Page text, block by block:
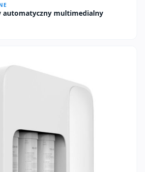
automatyczny multimedialny